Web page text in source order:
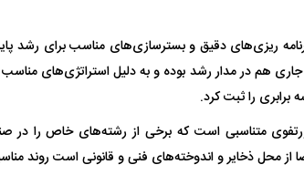
جاری هم در مدار رشد بوده و به دلیل استراتژی‌های
برابری را ثبت کرد.
متناسبی است که برخی از رشته‌های خاص را در
از محل ذخایر و اندوخته‌های فنی و قانونی است روند